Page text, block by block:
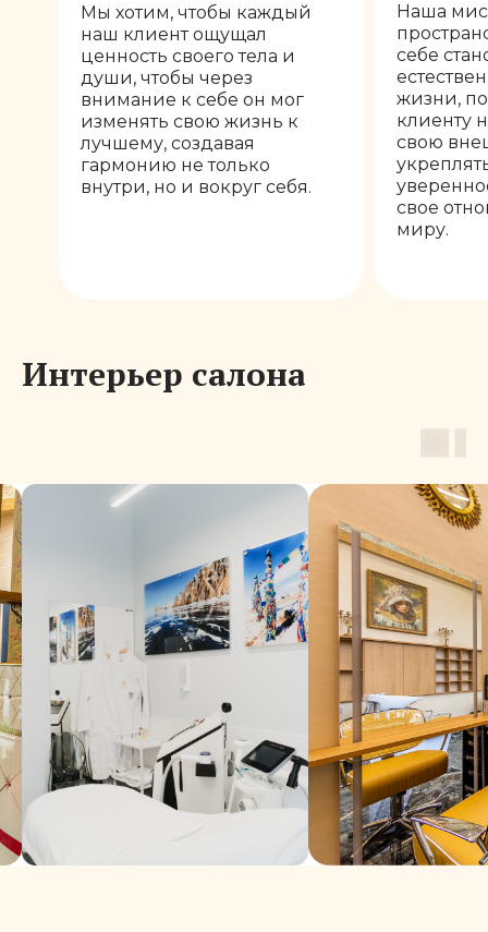
Мы хотим, чтобы каждый
наш клиент ощущал
ценность своего тела и
души, чтобы через
внимание к себе он мог
изменять свою жизнь к
лучшему, создавая
гармонию не только
внутри, но и вокруг себя.
Наша
себе
жизни,
клиенту
свою
свое
миру.
Интерьер салона